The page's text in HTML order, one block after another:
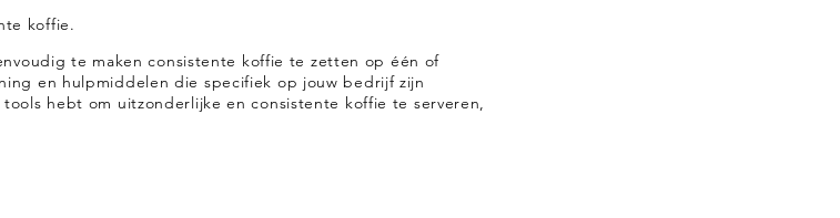
koffie.
te maken consistente koffie te zetten op één of
en hulpmiddelen die specifiek op jouw bedrijf zijn
hebt om uitzonderlijke en consistente koffie te serveren,